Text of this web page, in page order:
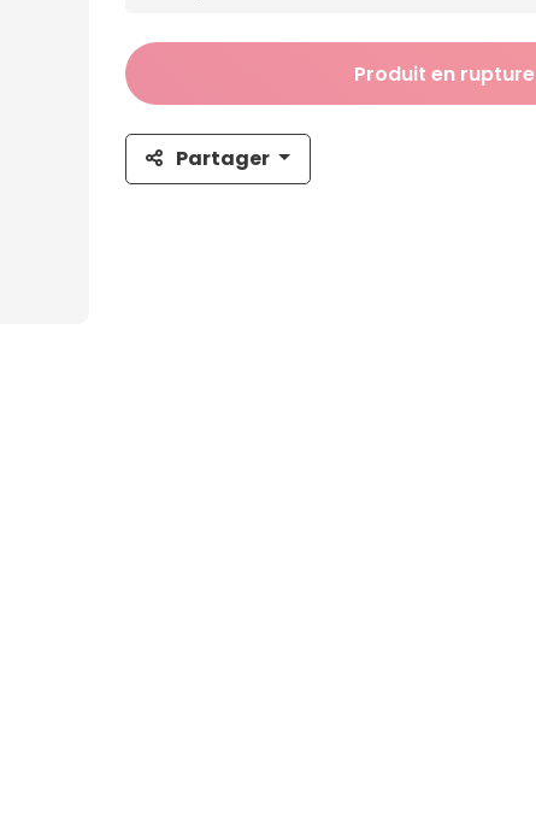
Produit en rupture
Partager